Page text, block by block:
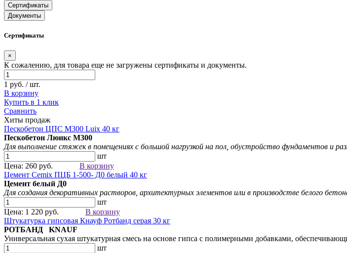
Сертификаты
Документы
Сертификаты
×
К сожалению, для товара еще не загружены сертификаты и документы.
1 руб. / шт.
В корзину
Купить в 1 клик
Сравнить
Хиты продаж
Пескобетон ЦПС М300 Luix 40 кг
Пескобетон Люикс М300
Для выполнение стяжек в помещениях с большой нагрузкой на пол, обустройство фундаментов и
шт
Цена: 260 руб.
В корзину
Цемент Cemix ПЦБ 1-500- Д0 белый 40 кг
Цемент белый Д0
Для создания декоративных растворов , архитектурных элементов или в производстве белого
шт
Цена: 1 220 руб.
В корзину
Штукатурка гипсовая Кнауф Ротбанд серая 30 кг
РОТБАНД KNAUF
Универсальная сухая штукатурная смесь на основе гипса с полимерными добавками,
шт